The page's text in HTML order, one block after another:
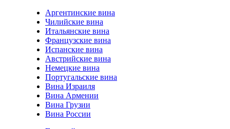
Аргентинские вина
Чилийские вина
Итальянские вина
Французские вина
Испанские вина
Австрийские вина
Немецкие вина
Португальские вина
Вина Израиля
Вина Армении
Вина Грузии
Вина России